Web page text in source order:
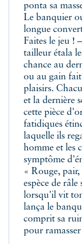
ponta sa
Le banquier
longue
Faites le jeu !
tailleur étala
chance au
ou au gain fait
plaisirs.
et la dernière
cette pièce
fatidiques
laquelle ils
homme et les
symptôme
« Rouge,
espèce de
lorsqu'il vit
lança le
comprit sa
pour